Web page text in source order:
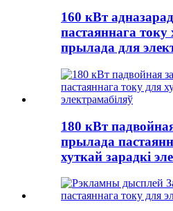
160 кВт
пастаяннага току
прылада для
180 кВт
прылада
хуткай зарадкі